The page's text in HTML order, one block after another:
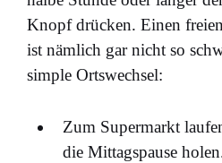
Knopf drücken. Einen
ist nämlich gar nicht so
simple Ortswechsel:
Zum Supermarkt
die Mittagspause